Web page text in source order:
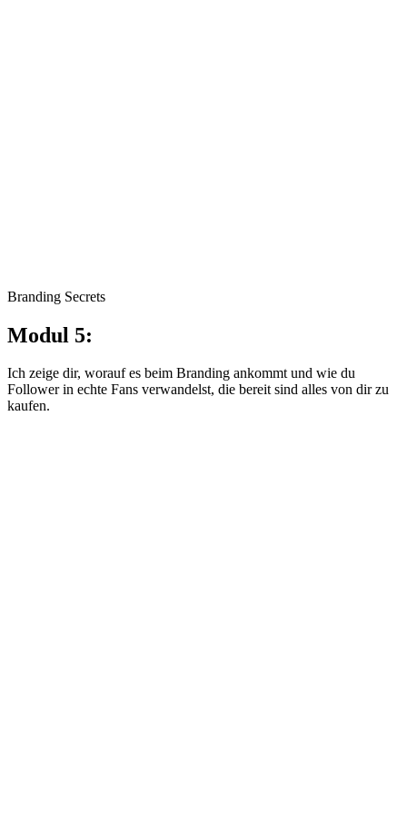
Branding Secrets
Modul 5:
Ich zeige dir, worauf es beim Branding ankommt und wie du
Follower in echte Fans verwandelst, die bereit sind alles von dir zu
kaufen.